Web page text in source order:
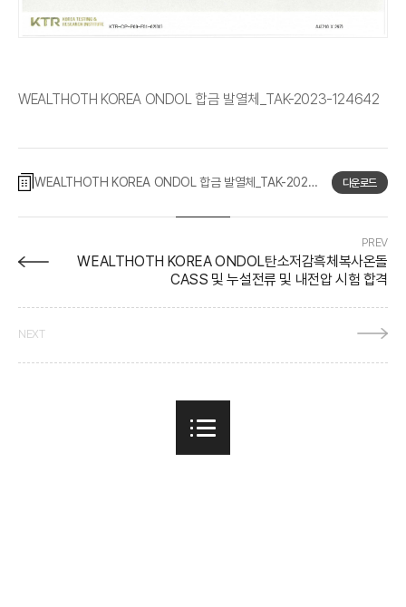
WEALTHOTH KOREA ONDOL 합금 발열체_TAK-2023-124642
WEALTHOTH KOREA ONDOL 합금 발열체_TAK-2023-124642 국문 다운로드
PREV
WEALTHOTH KOREA ONDOL탄소저감흑체복사온돌
CASS 및 누설전류 및 내전압 시험 합격
NEXT